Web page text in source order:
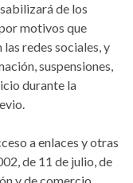
de los
motivos que
redes sociales, y
suspensiones,
durante la
a enlaces y otras
de 11 de julio, de